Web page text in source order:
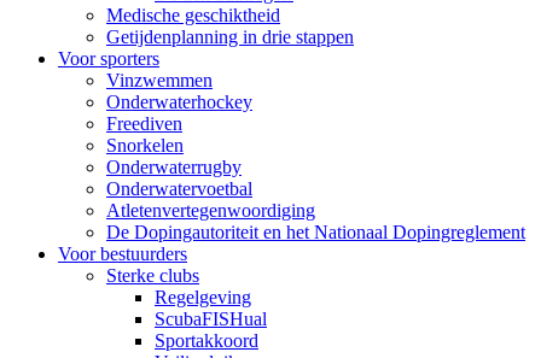
Medische geschiktheid
Getijdenplanning in drie stappen
Voor sporters
Vinzwemmen
Onderwaterhockey
Freediven
Snorkelen
Onderwaterrugby
Onderwatervoetbal
Atletenvertegenwoordiging
De Dopingautoriteit en het Nationaal Dopingreglement
Voor bestuurders
Sterke clubs
Regelgeving
ScubaFISHual
Sportakkoord